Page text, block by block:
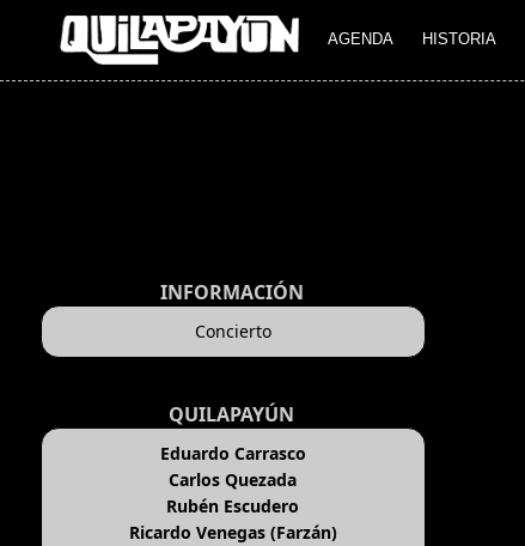
AGENDA HISTORIA
INFORMACIÓN
Concierto
QUILAPAYÚN
Eduardo Carrasco
Carlos Quezada
Rubén Escudero
Ricardo Venegas (Farzán)